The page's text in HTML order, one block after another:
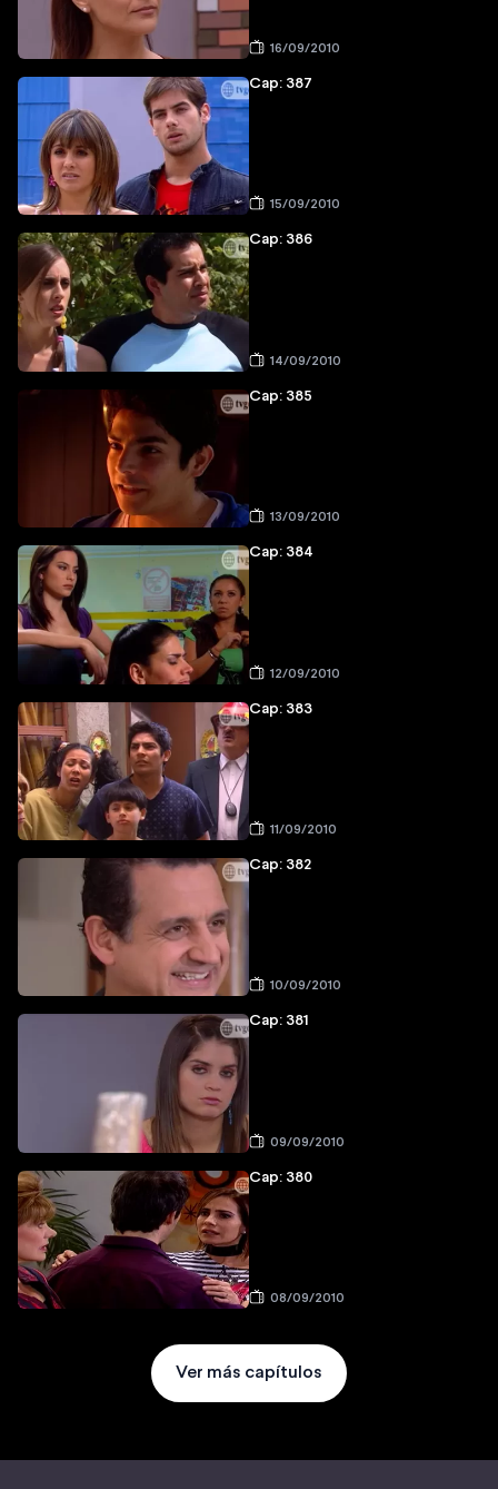
16/09/2010
Cap: 387
15/09/2010
Cap: 386
14/09/2010
Cap: 385
13/09/2010
Cap: 384
12/09/2010
Cap: 383
11/09/2010
Cap: 382
10/09/2010
Cap: 381
09/09/2010
Cap: 380
08/09/2010
Ver más capítulos